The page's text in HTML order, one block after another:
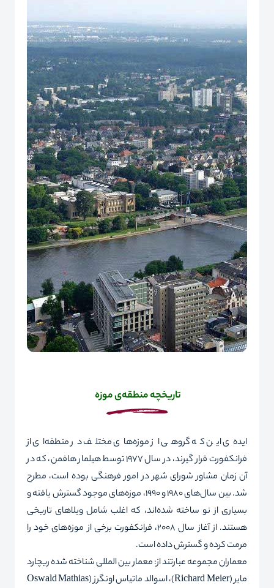
تاریخچهمنطقه‌ی موزه‌
ایده‌ی این که گروهی از موزه‌های مختلف در منطقه‌ای از
فرانکفورت قرار گیرند، در سال 1977 توسط هیلمار ‌هافمن، که در
آن زمان مشاور شورای شهر در امور فرهنگی بوده است، مطرح
شد. بین سال‌های 1980 و 1990، موزه‌های موجود گسترش یافته و
بسیاری از نو ساخته شده‌اند، که اغلب شامل ویلاهای تاریخی
هستند. از آغاز سال 2008، فرانکفورت برخی از موزه‌های خود را
مرمت کرده و گسترش داده است.
معماران مجموعه عبارتند از: معمار بین المللی شناخته شده ریچارد
مایر (Richard Meier)، اسوالد ماتیاس اونگرز (Oswald Mathias